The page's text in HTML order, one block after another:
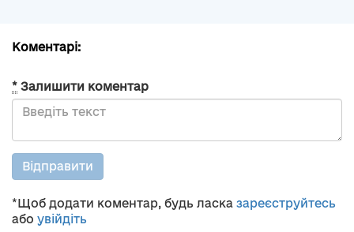
Коментарі:
* Залишити коментар
Відправити
*Щоб додати коментар, будь ласка зареєструйтесь
або увійдіть